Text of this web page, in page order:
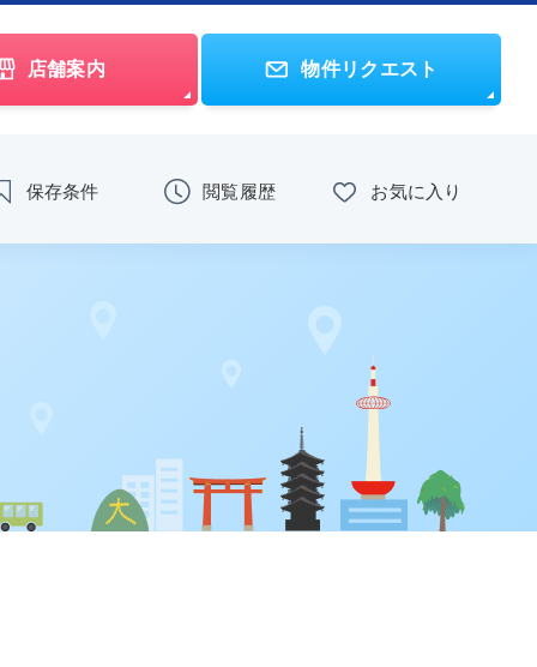
店舗案内 物件リクエスト
保存条件 閲覧履歴 お気に入り